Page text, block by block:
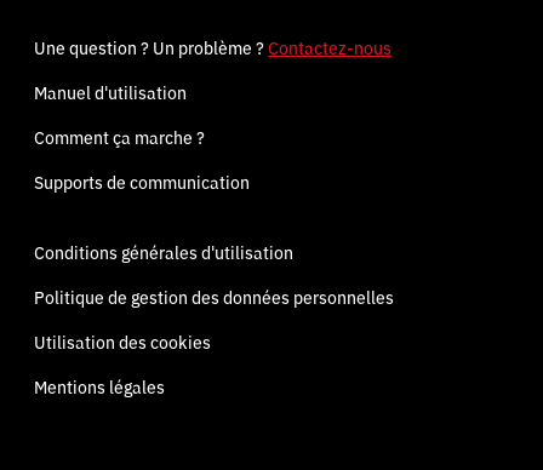
Une question ? Un problème ?Contactez-nous
Manuel d'utilisation
Comment ça marche ?
Supports de communication
Conditions générales d'utilisation
Politique de gestion des données personnelles
Utilisation des cookies
Mentions légales